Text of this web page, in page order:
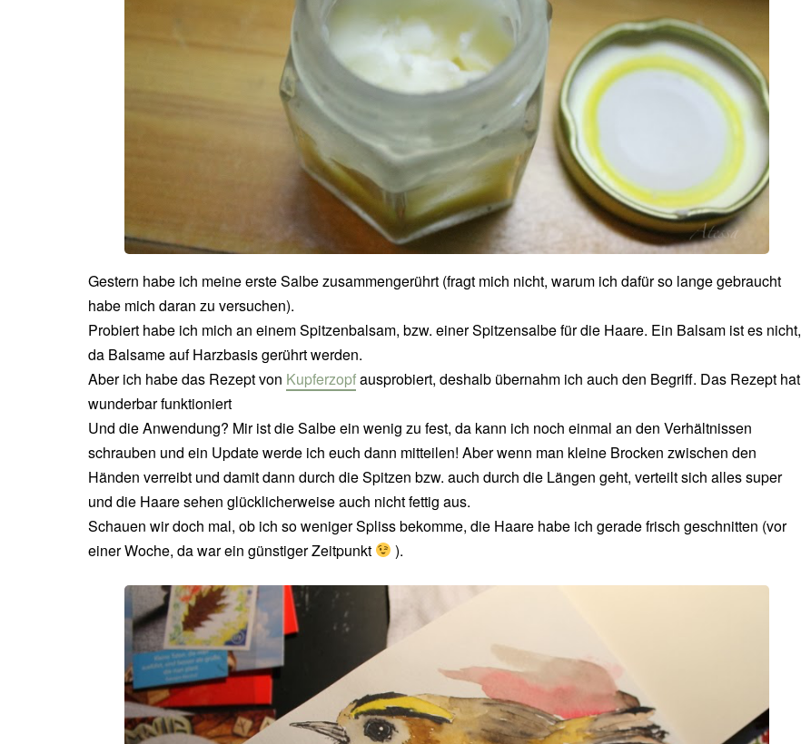
Gestern habe ich meine erste Salbe zusammengerührt (fragt mich nicht, warum ich dafür so lange gebraucht
habe mich daran zu versuchen).
Probiert habe ich mich an einem Spitzenbalsam, bzw. einer Spitzensalbe für die Haare. Ein Balsam ist es nicht,
da Balsame auf Harzbasis gerührt werden.
Aber ich habe das Rezept von Kupferzopfausprobiert, deshalb übernahm ich auch den Begriff. Das Rezept hat
wunderbar funktioniert
Und die Anwendung? Mir ist die Salbe ein wenig zu fest, da kann ich noch einmal an den Verhältnissen
schrauben und ein Update werde ich euch dann mitteilen! Aber wenn man kleine Brocken zwischen den
Händen verreibt und damit dann durch die Spitzen bzw. auch durch die Längen geht, verteilt sich alles super
und die Haare sehen glücklicherweise auch nicht fettig aus.
Schauen wir doch mal, ob ich so weniger Spliss bekomme, die Haare habe ich gerade frisch geschnitten (vor
einer Woche, da war ein günstiger Zeitpunkt
).